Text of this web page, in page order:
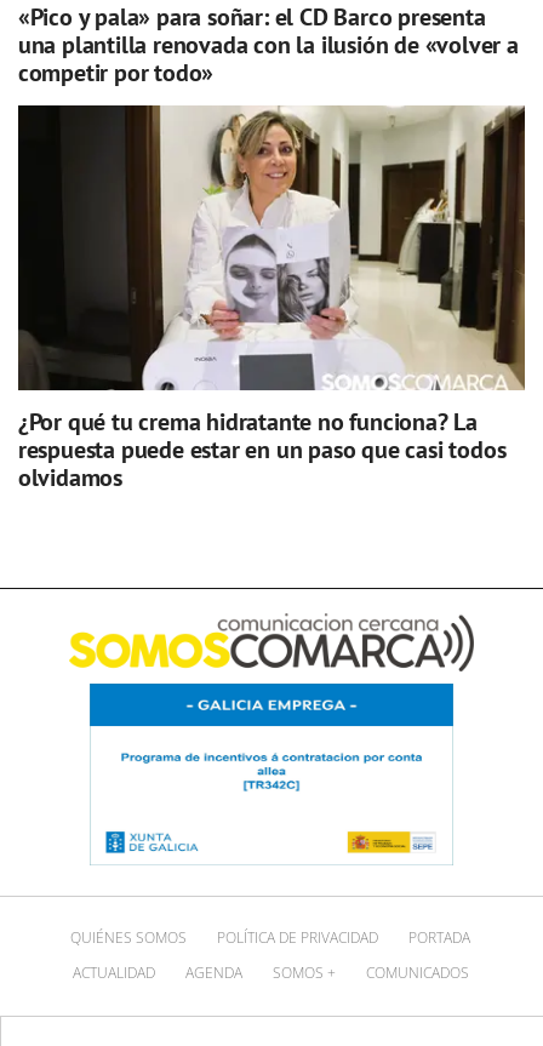
«Pico y pala» para soñar: el CD Barco presenta
una plantilla renovada con la ilusión de «volver a
competir por todo»
¿Por qué tu crema hidratante no funciona? La
respuesta puede estar en un paso que casi todos
olvidamos
QUIÉNES SOMOS POLÍTICA DE PRIVACIDAD
PORTADA
ACTUALIDAD
AGENDA SOMOS + COMUNICADOS